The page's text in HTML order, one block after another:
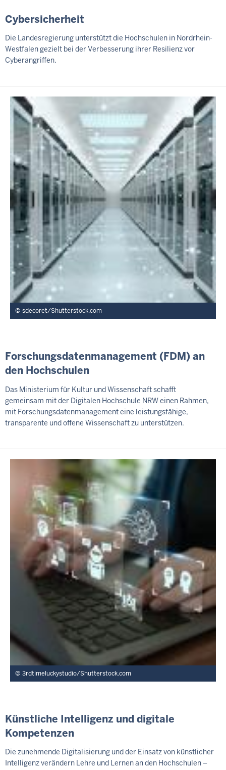
Cybersicherheit
Die Landesregierung unterstützt die Hochschulen in Nordrhein-
Westfalen gezielt bei der Verbesserung ihrer Resilienz vor
Cyberangriffen.
sdecoret/Shutterstock.com
Forschungsdatenmanagement (FDM) an
den Hochschulen
Das Ministerium für Kultur und Wissenschaft schafft
gemeinsam mit der Digitalen Hochschule NRW einen Rahmen,
mit Forschungsdatenmanagement eine leistungsfähige,
transparente und offene Wissenschaft zu unterstützen.
3rdtimeluckystudio/Shutterstock.com
Künstliche Intelligenz und digitale
Kompetenzen
Die zunehmende Digitalisierung und der Einsatz von künstlicher
Intelligenz verändern Lehre und Lernen an den Hochschulen –